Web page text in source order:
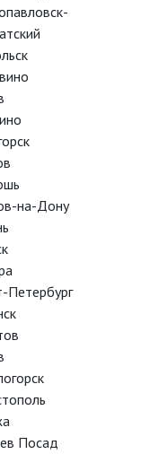
на-Дону
Петербург
Посад